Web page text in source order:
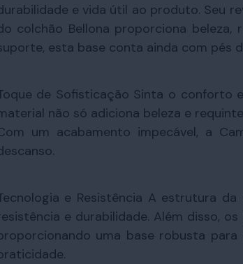
e vida útil ao produto. Seu
colchão Bellona proporciona
esta base conta ainda com pés
de Sofisticação Sinta o conforto
não só adiciona beleza e
um acabamento impecável, a
e Resistência A estrutura
e durabilidade. Além disso,
uma base robusta